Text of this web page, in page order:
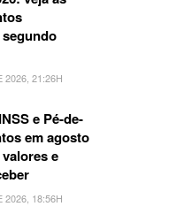
2026, 21:26H
e Pé-de-
em agosto
e
2026, 18:56H